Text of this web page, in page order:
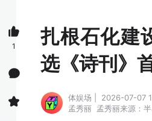
扎根石化建
选《诗刊》
体娱场 | 2026-07-07
孟秀丽 孟秀丽来源：
1